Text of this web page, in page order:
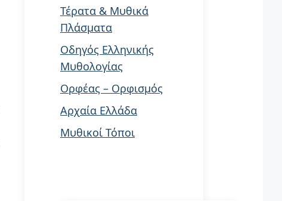
Τέρατα & Μυθικά
Πλάσματα
Οδηγός Ελληνικής
Μυθολογίας
Ορφέας – Ορφισμός
Αρχαία Ελλάδα
Μυθικοί Τόποι